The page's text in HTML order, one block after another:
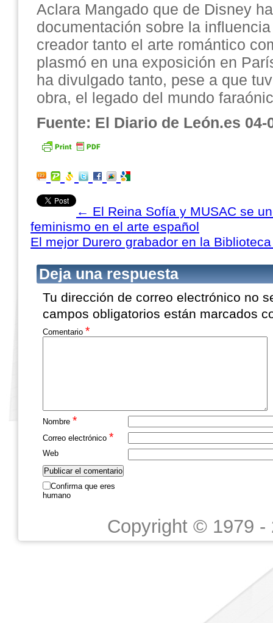
Aclara Mangado que de Disney
documentación sobre la
creador tanto el arte romántico
plasmó en una exposición en
ha divulgado tanto, pese a que
obra, el legado del mundo
Fuente: El Diario de León.es 04-
← El Reina Sofía y MUSAC se
feminismo en el arte español
El mejor Durero grabador en la
Deja una respuesta
Tu dirección de correo electrónico no
campos obligatorios están marcados
Comentario *
Nombre *
Correo electrónico *
Web
Confirma que eres
humano
Copyright © 1979 -